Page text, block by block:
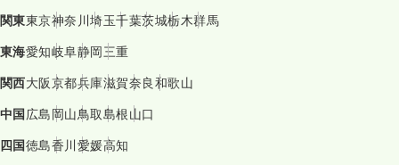
関東東京神奈川埼玉千葉茨城栃木群馬
東海愛知岐阜静岡三重
関西大阪京都兵庫滋賀奈良和歌山
中国広島岡山鳥取島根山口
四国徳島香川愛媛高知